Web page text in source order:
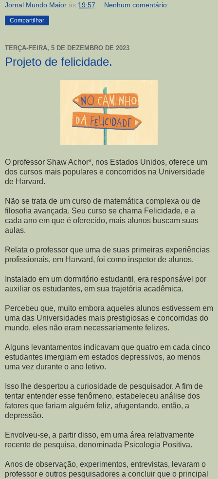
Jornal Mundo Maior às 19:57 Nenhum comentário:
Compartilhar
TERÇA-FEIRA, 5 DE DEZEMBRO DE 2023
Projeto de felicidade.
O professor Shaw Achor*, nos Estados Unidos, oferece um
dos cursos mais populares e concorridos na Universidade
de Harvard.
Não se trata de um curso de matemática complexa ou de
filosofia avançada. Seu curso se chama Felicidade, e a
cada ano em que é oferecido, mais alunos buscam suas
aulas.
Relata o professor que uma de suas primeiras experiências
profissionais, em Harvard, foi como inspetor de alunos.
Instalado em um dormitório estudantil, era responsável por
auxiliar os estudantes, em sua trajetória acadêmica.
Percebeu que, muito embora aqueles alunos estivessem em
uma das Universidades mais prestigiosas e concorridas do
mundo, eles não eram necessariamente felizes.
Alguns levantamentos indicavam que quatro em cada cinco
estudantes imergiam em estados depressivos, ao menos
uma vez durante o ano letivo.
Isso lhe despertou a curiosidade de pesquisador. A fim de
tentar entender esse fenômeno, estabeleceu análise dos
fatores que fariam alguém feliz, afugentando, então, a
depressão.
Envolveu-se, a partir disso, em uma área relativamente
recente de pesquisa, denominada Psicologia Positiva.
Anos de observação, experimentos, entrevistas, levaram o
professor e outros pesquisadores a concluir que o principal